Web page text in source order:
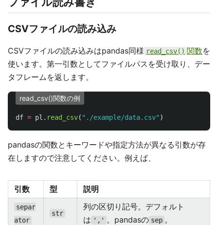
CSVファイルの読み込み
CSVファイルの読み込みはpandas同様 read_csv() 関数を
使います。第一引数としてファイルパスを受け取り、デー
タフレームを返します。
read_csv()関数の例
df = pl . read_csv( " ./example/data.csv" )
pandasの関数とキーワードや指定方法が異なる引数が存
在しますので注意してください。例えば、
引数 型 説明
separ
ator
str
列の区切り記号。デフォルト
は ',' 。pandasの sep 。